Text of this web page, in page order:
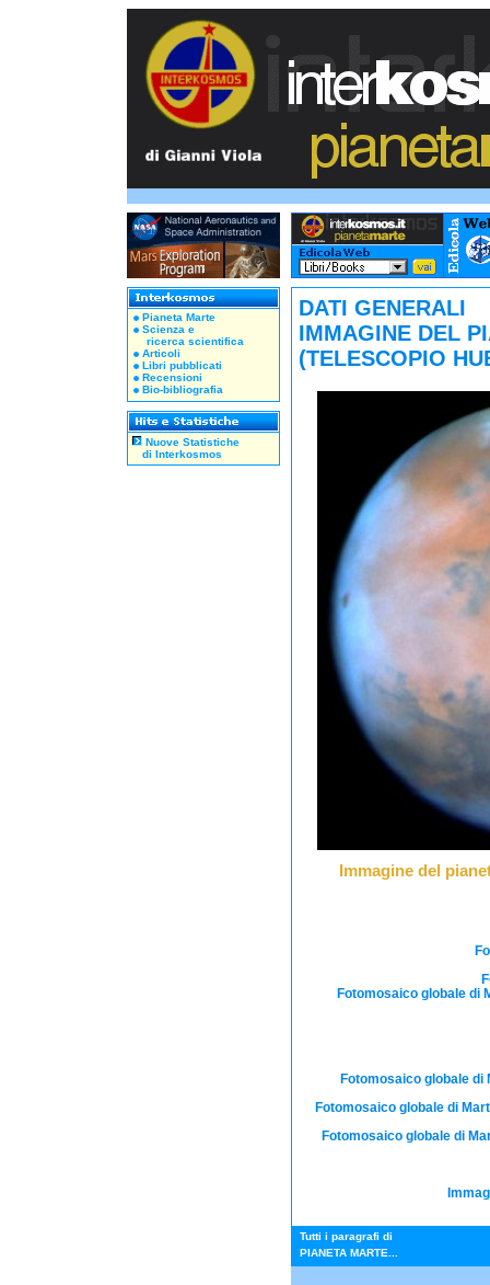
Pianeta Marte
Scienza e
ricerca scientifica
Articoli
Libri pubblicati
Recensioni
Bio-bibliografia
Nuove Statistiche
di Interkosmos
DATI GENERALI
IMMAGINE DEL
(TELESCOPIO
Immagine del
Fotomosaico globale di
Fotomosaico globale di
Fotomosaico globale di
Fotomosaico globale di
Tutti i paragrafi di
PIANETA MARTE...